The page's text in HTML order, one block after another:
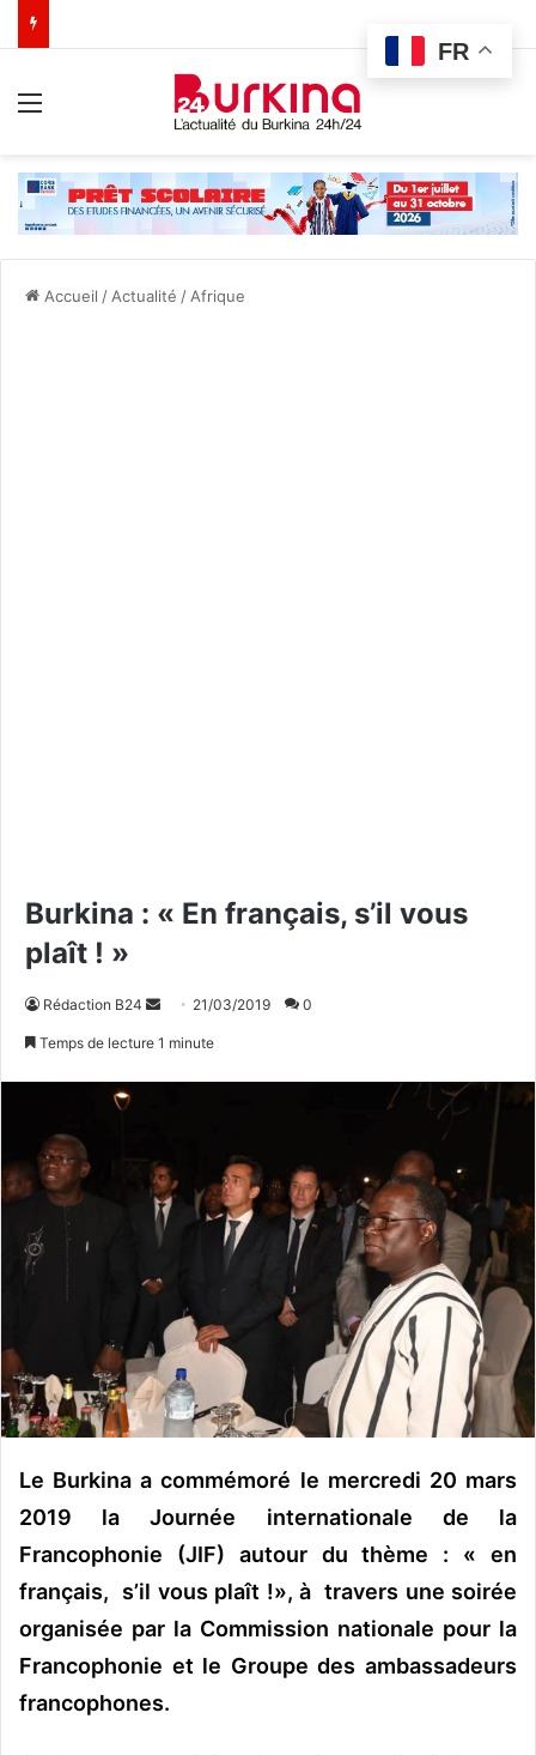
Accueil / Actualité / Afrique
Burkina : « En français, s’il vous
plaît ! »
Rédaction B24
r
u
n
o
r
i
e
21/03/2019 0
Temps de lecture 1 minute
Le Burkina a commémoré le mercredi 20 mars
2019 la Journée internationale de la
Francophonie (JIF) autour du thème : « en
français, s’il vous plaît !», à travers une soirée
organisée par la Commission nationale pour la
Francophonie et le Groupe des ambassadeurs
francophones.
FR